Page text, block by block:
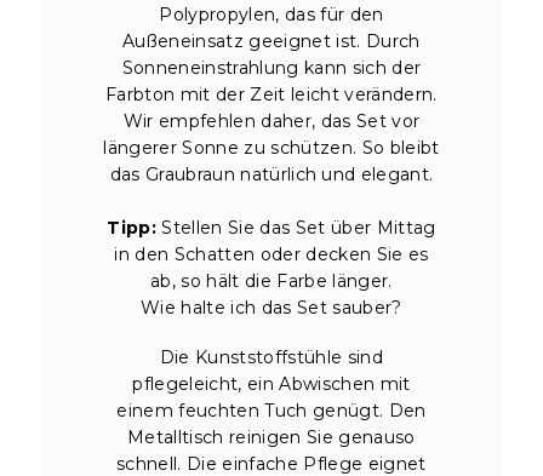
Polypropylen, das für den
Außeneinsatz geeignet ist. Durch
Sonneneinstrahlung kann sich der
Farbton mit der Zeit leicht verändern.
Wir empfehlen daher, das Set vor
längerer Sonne zu schützen. So bleibt
das Graubraun natürlich und elegant.
Tipp: Stellen Sie das Set über Mittag
in den Schatten oder decken Sie es
ab, so hält die Farbe länger.
Wie halte ich das Set sauber?
Die Kunststoffstühle sind
pflegeleicht, ein Abwischen mit
einem feuchten Tuch genügt. Den
Metalltisch reinigen Sie genauso
schnell. Die einfache Pflege eignet